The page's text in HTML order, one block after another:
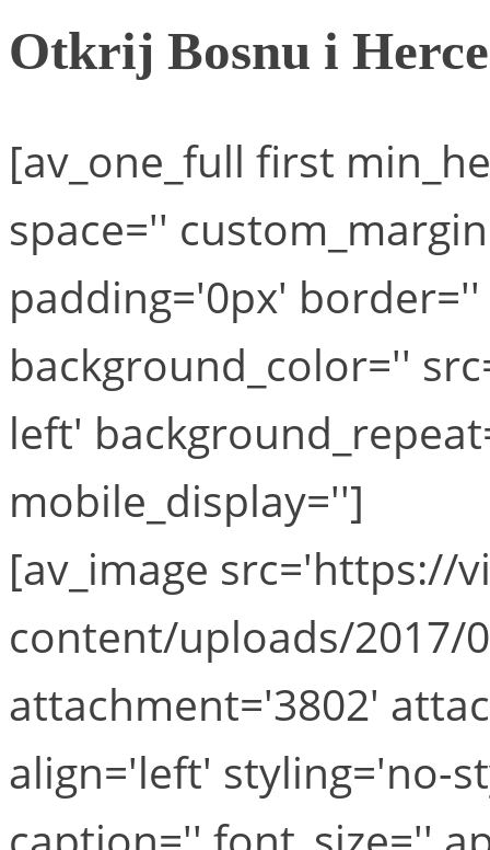
Otkrij Bosnu i
[av_one_full first
space=''
padding='0px'
background_color=''
left'
mobile_display='']
[av_image src='https://
content/uploads/2017/
attachment='3802'
align='left' styling='no-